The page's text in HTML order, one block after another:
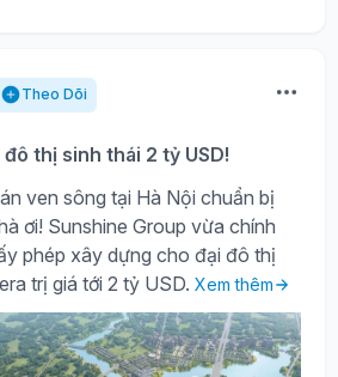
Theo Dõi
thị sinh thái 2 tỷ USD!
ven sông tại Hà Nội chuẩn bị
ơi! Sunshine Group vừa chính
phép xây dựng cho đại đô thị
trị giá tới 2 tỷ USD. Xem thêm